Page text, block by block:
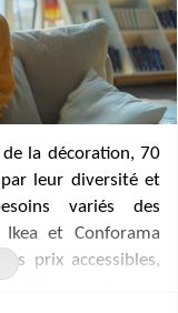
la décoration, 70
leur diversité et
variés des
et Conforama
prix accessibles,